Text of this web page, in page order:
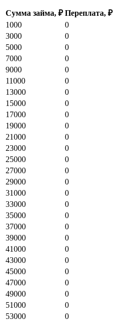
Сумма займа, ₽ Переплата, ₽
1000
0
3000
0
5000
0
7000
0
9000
0
11000
0
13000
0
15000
0
17000
0
19000
0
21000
0
23000
0
25000
0
27000
0
29000
0
31000
0
33000
0
35000
0
37000
0
39000
0
41000
0
43000
0
45000
0
47000
0
49000
0
51000
0
53000
0